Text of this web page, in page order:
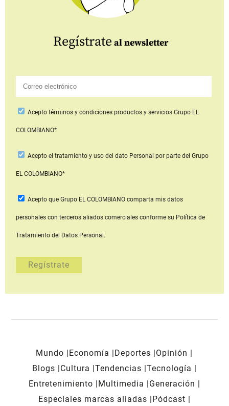
Regístrate al newsletter
Aceptotérminos y condiciones productos y serviciosGrupo EL
COLOMBIANO*
Acepto el tratamiento y uso del dato Personal por parte del Grupo
EL COLOMBIANO*
Acepto que Grupo EL COLOMBIANOcomparta mis datos
personales con terceros aliados comerciales conforme su Política de
Tratamiento del Datos Personal.
Mundo Economía Deportes
Opinión
Blogs
Cultura Tendencias Tecnología
Entretenimiento
Multimedia
Generación
Especiales marcas aliadas
Pódcast